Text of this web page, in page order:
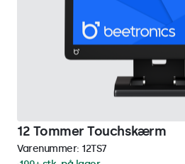
12 Tommer Touchskærm
Varenummer: 12TS7